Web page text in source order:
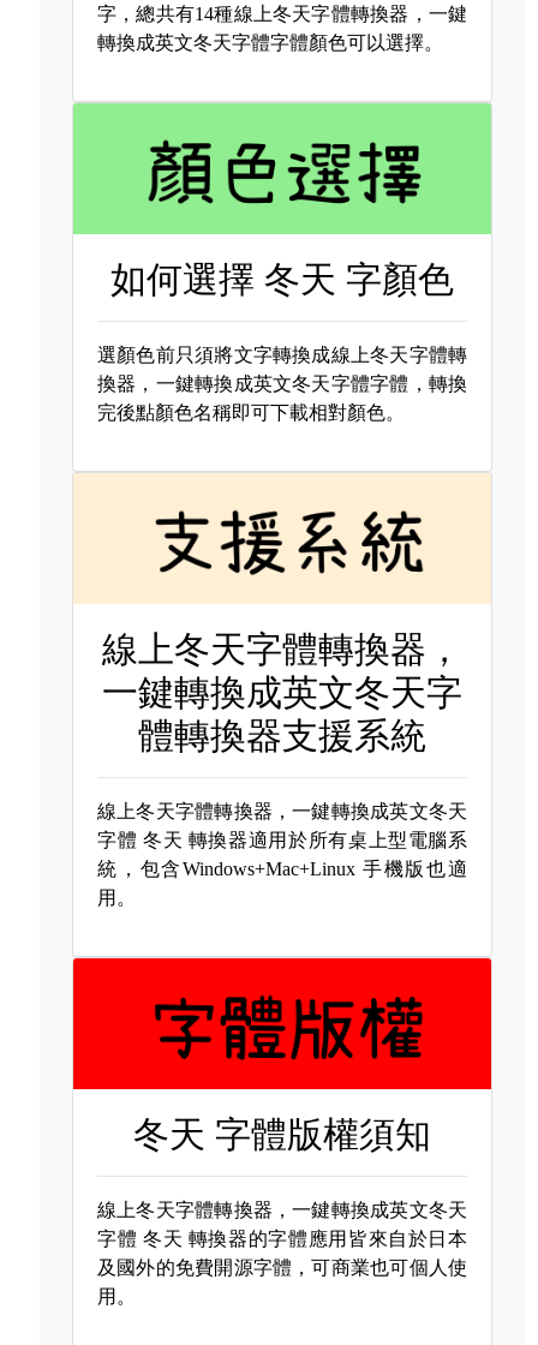
字，總共有14種線上冬天字體轉換器，一鍵
轉換成英文冬天字體字體顏色可以選擇。
如何選擇冬天 字顏色
選顏色前只須將文字轉換成線上冬天字體轉
換器，一鍵轉換成英文冬天字體字體，轉換
完後點顏色名稱即可下載相對顏色。
線上冬天字體轉換器，
一鍵轉換成英文冬天字
體轉換器支援系統
線上冬天字體轉換器，一鍵轉換成英文冬天
字體 冬天 轉換器適用於所有桌上型電腦系
統，包含Windows+Mac+Linux 手機版也適
用。
冬天 字體版權須知
線上冬天字體轉換器，一鍵轉換成英文冬天
字體 冬天 轉換器的字體應用皆來自於日本
及國外的免費開源字體，可商業也可個人使
用。